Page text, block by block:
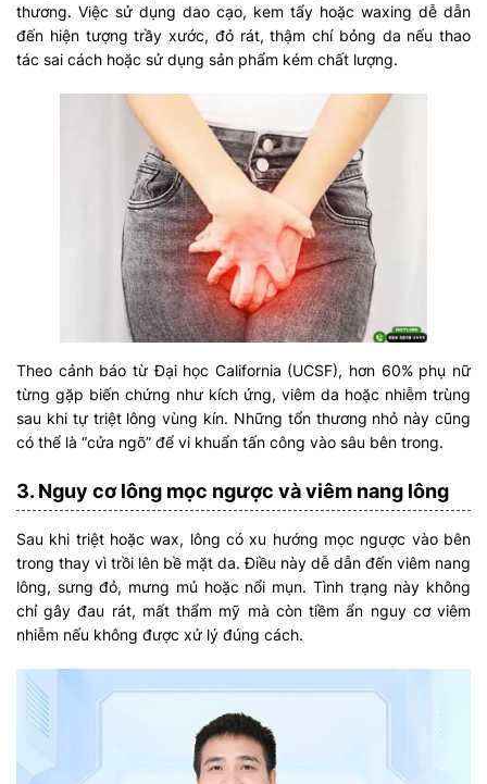
thương. Việc sử dụng dao cạo, kem tẩy hoặc waxing dễ dẫn
đến hiện tượng trầy xước, đỏ rát, thậm chí bỏng da nếu thao
tác sai cách hoặc sử dụng sản phẩm kém chất lượng.
Theo cảnh báo từ Đại học California (UCSF), hơn 60% phụ nữ
từng gặp biến chứng như kích ứng, viêm da hoặc nhiễm trùng
sau khi tự triệt lông vùng kín. Những tổn thương nhỏ này cũng
có thể là “cửa ngõ” để vi khuẩn tấn công vào sâu bên trong.
3. Nguy cơ lông mọc ngược và viêm nang lông
Sau khi triệt hoặc wax, lông có xu hướng mọc ngược vào bên
trong thay vì trồi lên bề mặt da. Điều này dễ dẫn đến viêm nang
lông, sưng đỏ, mưng mủ hoặc nổi mụn. Tình trạng này không
chỉ gây đau rát, mất thẩm mỹ mà còn tiềm ẩn nguy cơ viêm
nhiễm nếu không được xử lý đúng cách.